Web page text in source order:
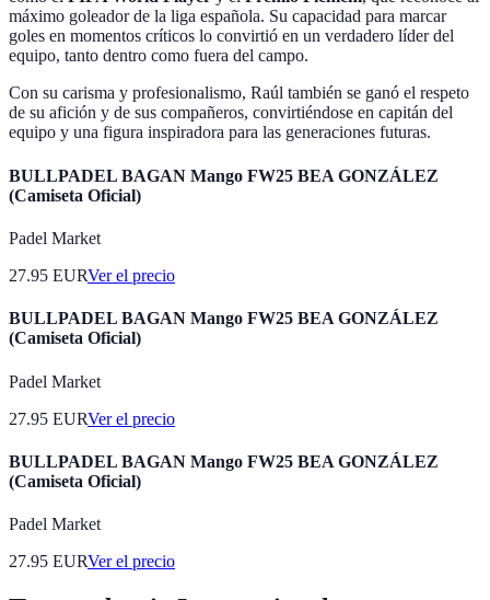
máximo goleador de la liga española. Su capacidad para marcar
goles en momentos críticos lo convirtió en un verdadero líder del
equipo, tanto dentro como fuera del campo.
Con su carisma y profesionalismo, Raúl también se ganó el respeto
de su afición y de sus compañeros, convirtiéndose en capitán del
equipo y una figura inspiradora para las generaciones futuras.
BULLPADEL BAGAN Mango FW25 BEA GONZÁLEZ
(Camiseta Oficial)
Padel Market
27.95 EURVer el precio
BULLPADEL BAGAN Mango FW25 BEA GONZÁLEZ
(Camiseta Oficial)
Padel Market
27.95 EURVer el precio
BULLPADEL BAGAN Mango FW25 BEA GONZÁLEZ
(Camiseta Oficial)
Padel Market
27.95 EURVer el precio